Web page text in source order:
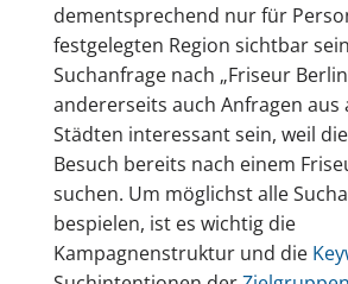
dementsprechend nur für
festgelegten Region sichtbar
Suchanfrage nach „Friseur
andererseits auch Anfragen aus
Städten interessant sein, weil
Besuch bereits nach einem
suchen. Um möglichst alle
bespielen, ist es wichtig die
Kampagnenstruktur und die